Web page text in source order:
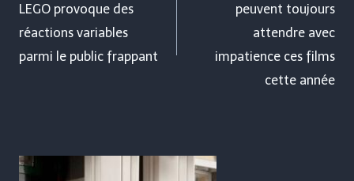
l’article
LEGO provoque des
réactions variables
parmi le public frappant
peuvent toujours
attendre avec
impatience ces films
cette année